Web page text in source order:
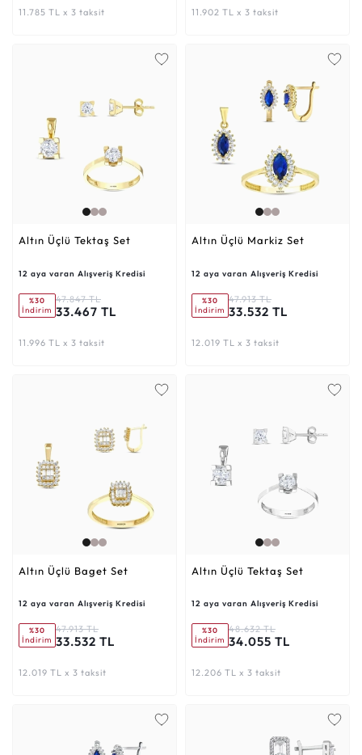
11.785 TL x 3 taksit 11.902 TL x 3 taksit
Altın Üçlü Tektaş Set
12 aya varan Alışveriş Kredisi
%30
İndirim
47.847 TL
33.467 TL
11.996 TL x 3 taksit
Altın Üçlü Markiz Set
12 aya varan Alışveriş Kredisi
%30
İndirim
47.913 TL
33.532 TL
12.019 TL x 3 taksit
Altın Üçlü Baget Set
12 aya varan Alışveriş Kredisi
%30
İndirim
47.913 TL
33.532 TL
12.019 TL x 3 taksit
Altın Üçlü Tektaş Set
12 aya varan Alışveriş Kredisi
%30
İndirim
48.632 TL
34.055 TL
12.206 TL x 3 taksit